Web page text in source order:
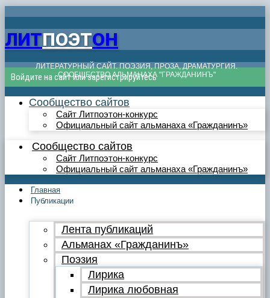
ЛИТПОЭТОН
ЛИТЕРАТУРНЫЙ САЙТ. ПОЭЗИЯ, ПРОЗА, ДРАМАТУРГИЯ.
СООБЩЕСТВО АЛЬМАНАХА "ГРАЖДАНИНЪ"
Войдите на сайт или зарегистрируйтесь
Сообщество сайтов
Сайт Литпоэтон-конкурс
Официальный сайт альманаха «Гражданинъ»
Сообщество сайтов
Сайт Литпоэтон-конкурс
Официальный сайт альманаха «Гражданинъ»
Главная
Публикации
Лента публикаций
Альманах «Гражданинъ»
Поэзия
Лирика
Лирика любовная